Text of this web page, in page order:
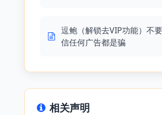
逗鲍（解锁去VIP功能）不
信任何广告都是骗
相关声明